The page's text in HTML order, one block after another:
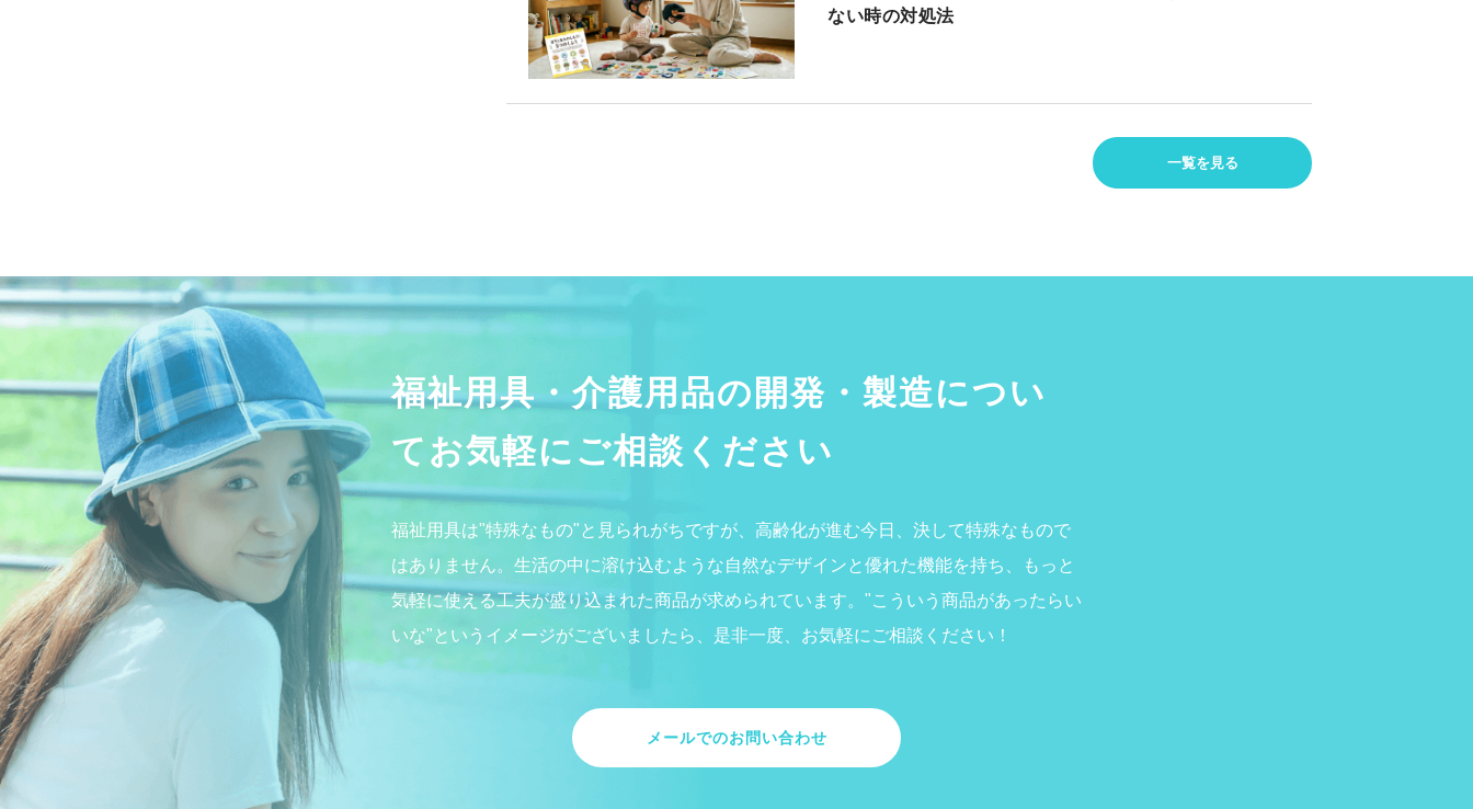
ない時の対処法
一覧を見る
福祉用具・介護用品の開発・製造につい
てお気軽にご相談ください
福祉用具は"特殊なもの"と見られがちですが、高齢化が進む今日、決して特殊なもので
はありません。生活の中に溶け込むような自然なデザインと優れた機能を持ち、もっと
気軽に使える工夫が盛り込まれた商品が求められています。"こういう商品があったらい
いな"というイメージがございましたら、是非一度、お気軽にご相談ください！
メールでのお問い合わせ